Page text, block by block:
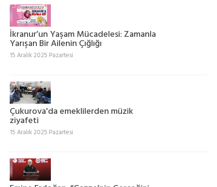
İkranur’un Yaşam Mücadelesi: Zamanla
Yarışan Bir Ailenin Çığlığı
15 Aralık 2025 Pazartesi
Çukurova'da emeklilerden müzik
ziyafeti
15 Aralık 2025 Pazartesi